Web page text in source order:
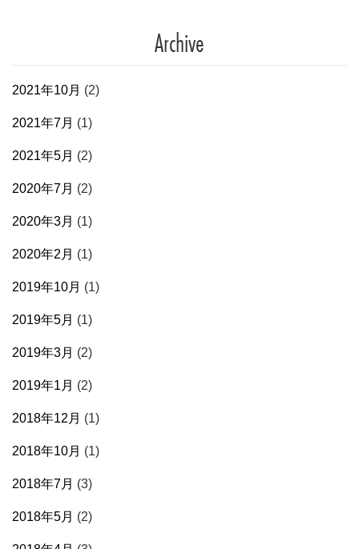
Archive
2021年10月 (2)
2021年7月 (1)
2021年5月 (2)
2020年7月 (2)
2020年3月 (1)
2020年2月 (1)
2019年10月 (1)
2019年5月 (1)
2019年3月 (2)
2019年1月 (2)
2018年12月 (1)
2018年10月 (1)
2018年7月 (3)
2018年5月 (2)